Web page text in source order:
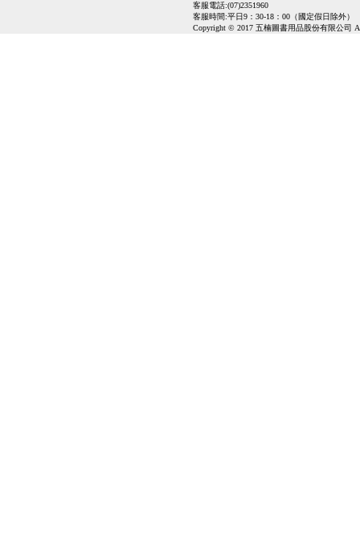
客服電話:(07)2351960
客服時間:平日9：30-18：00（國定假日除外）
Copyright © 2017 五楠圖書用品股份有限公司